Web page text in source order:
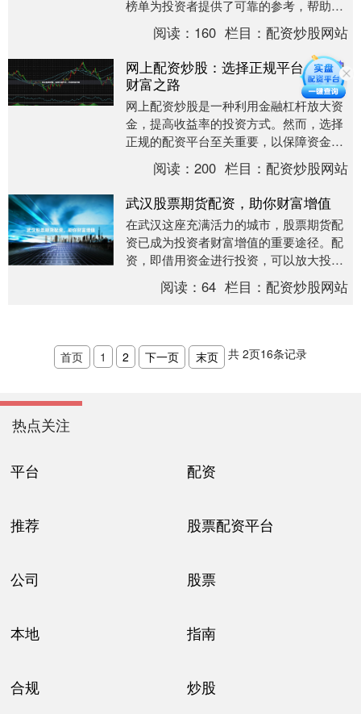
榜单为投资者提供了可靠的参考，帮助他
们做出明智的选择。 根据行业数据和用户
反馈，以下为全....
阅读： 160 栏目：配资炒股网站
网上配资炒股：选择正规平台，开启
财富之路
网上配资炒股是一种利用金融杠杆放大资
金，提高收益率的投资方式。然而，选择
正规的配资平台至关重要，以保障资金安
全和投资收益。 **选择正规平台的标准：
** * *....阅读：200 栏目：配资炒股网站
武汉股票期货配资，助你财富增值
在武汉这座充满活力的城市，股票期货配
资已成为投资者财富增值的重要途径。配
资，即借用资金进行投资，可以放大投资
收益，但同时也伴随着风险。 武汉股票期
货配资公司众多....
阅读：64 栏目：配资炒股网站
首页 1 2 下一页 末页 共 2页16条记录
热点关注
平台 配资
推荐 股票配资平台
公司 股票
本地 指南
合规 炒股